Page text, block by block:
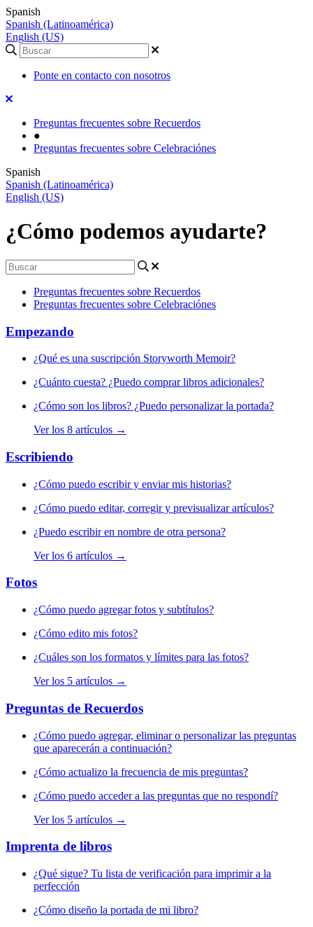
Spanish
Spanish (Latinoamérica)
English (US)
Ponte en contacto con nosotros
Preguntas frecuentes sobre Recuerdos
●
Preguntas frecuentes sobre Celebraciónes
Spanish
Spanish (Latinoamérica)
English (US)
¿Cómo podemos ayudarte?
Preguntas frecuentes sobre Recuerdos
Preguntas frecuentes sobre Celebraciónes
Empezando
¿Qué es una suscripción Storyworth Memoir?
¿Cuánto cuesta? ¿Puedo comprar libros adicionales?
¿Cómo son los libros? ¿Puedo personalizar la portada?
Ver los 8 artículos →
Escribiendo
¿Cómo puedo escribir y enviar mis historias?
¿Cómo puedo editar, corregir y previsualizar artículos?
¿Puedo escribir en nombre de otra persona?
Ver los 6 artículos →
Fotos
¿Cómo puedo agregar fotos y subtítulos?
¿Cómo edito mis fotos?
¿Cuáles son los formatos y límites para las fotos?
Ver los 5 artículos →
Preguntas de Recuerdos
¿Cómo puedo agregar, eliminar o personalizar las preguntas
que aparecerán a continuación?
¿Cómo actualizo la frecuencia de mis preguntas?
¿Cómo puedo acceder a las preguntas que no respondí?
Ver los 5 artículos →
Imprenta de libros
¿Qué sigue? Tu lista de verificación para imprimir a la
perfección
¿Cómo diseño la portada de mi libro?